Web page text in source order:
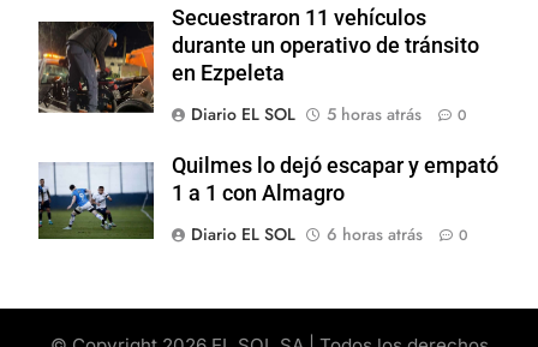
Secuestraron 11 vehículos
durante un operativo de tránsito
en Ezpeleta
Diario EL SOL
5 horas atrás 0
Quilmes lo dejó escapar y empató
1 a 1 con Almagro
Diario EL SOL
6 horas atrás 0